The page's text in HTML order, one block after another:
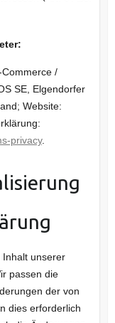
/
SE, Elgendorfer
Website:
privacy.
unserer
passen die
der von
dies erforderlich